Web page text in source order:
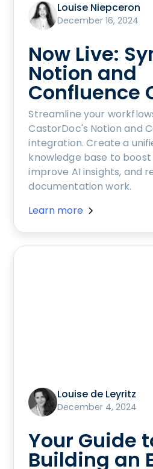
Louise Niepceron
December 16, 2024
Now Live:
Notion and
Confluence
Streamline your
CastorDoc's Notion and
integration. Create a
knowledge base to
improve AI insights, and
documentation work.
Learn more
Louise de Leyritz
December 4, 2024
Your Guide
Building an